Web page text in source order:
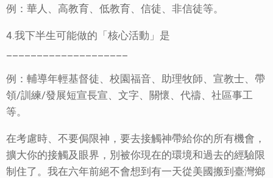
例：華人、高教育、低教育、信徒、非信徒等。
4.我下半生可能做的「核心活動」是
例：輔導年輕基督徒、校園福音、助理牧師、宣教士、帶
領/訓練/發展短宣長宣、文字、關懷、代禱、社區事工
等。
在考慮時、不要侷限神，要去接觸神帶給你的所有機會，
擴大你的接觸及眼界，別被你現在的環境和過去的經驗限
制住了。我在六年前絕不會想到有一天從美國搬到臺灣鄉